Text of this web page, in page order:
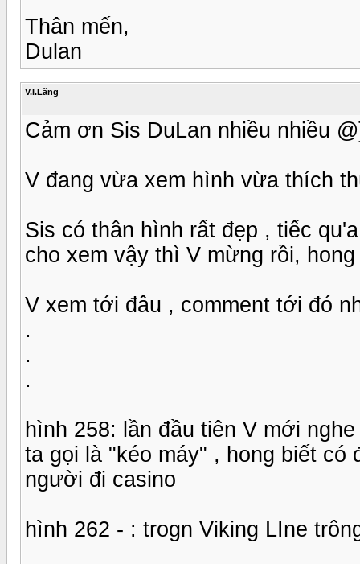
Thân mến,
Dulan
V.I.Lãng
Cảm ơn Sis DuLan nhiều nhiều
V đang vừa xem hình vừa thích
Sis có thân hình rất đẹp , tiếc
cho xem vậy thì V mừng rồi,
V xem tới đâu , comment tới đó
.
.
.
hình 258: lần đầu tiên V mới
ta gọi là "kéo máy" , hong biết có
người đi casino
hình 262 - : trogn Viking LIne